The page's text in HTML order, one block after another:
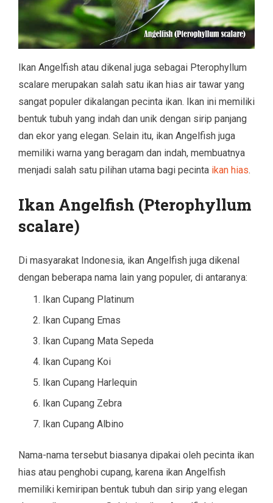
Ikan Angelfish atau dikenal juga sebagai Pterophyllum
scalare merupakan salah satu ikan hias air tawar yang
sangat populer dikalangan pecinta ikan. Ikan ini memiliki
bentuk tubuh yang indah dan unik dengan sirip panjang
dan ekor yang elegan. Selain itu, ikan Angelfish juga
memiliki warna yang beragam dan indah, membuatnya
menjadi salah satu pilihan utama bagi pecinta ikan hias.
Ikan Angelfish (Pterophyllum
scalare)
Di masyarakat Indonesia, ikan Angelfish juga dikenal
dengan beberapa nama lain yang populer, di antaranya:
Ikan Cupang Platinum
Ikan Cupang Emas
Ikan Cupang Mata Sepeda
Ikan Cupang Koi
Ikan Cupang Harlequin
Ikan Cupang Zebra
Ikan Cupang Albino
Nama-nama tersebut biasanya dipakai oleh pecinta ikan
hias atau penghobi cupang, karena ikan Angelfish
memiliki kemiripan bentuk tubuh dan sirip yang elegan